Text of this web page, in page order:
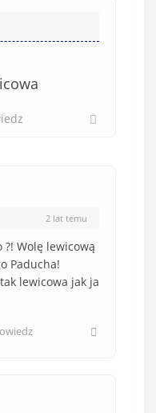
2 lat temu
?! Wolę lewicową
Paducha!
lewicowa jak ja